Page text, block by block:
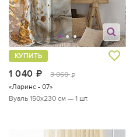
1 040 руб.
3 060 руб.
КУПИТЬ
«Ларинс - 07»
Вуаль 150х230 см — 1 шт.